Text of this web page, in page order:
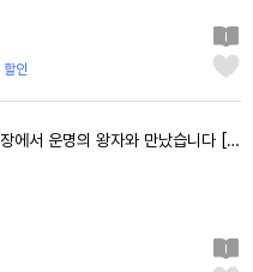
인
서 운명의 왕자와 만났습니다 [단행본]